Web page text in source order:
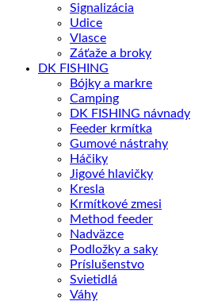
Signalizácia
Udice
Vlasce
Záťaže a broky
DK FISHING
Bójky a markre
Camping
DK FISHING návnady
Feeder krmítka
Gumové nástrahy
Háčiky
Jigové hlavičky
Kresla
Krmítkové zmesi
Method feeder
Nadväzce
Podložky a saky
Príslušenstvo
Svietidlá
Váhy